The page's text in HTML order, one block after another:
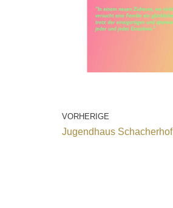
VORHERIGE
Jugendhaus Schacherhof